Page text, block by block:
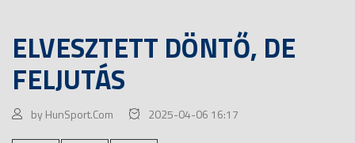
ELVESZTETT DÖNTŐ, DE
FELJUTÁS
by HunSport.Com 2025-04-06 16:17